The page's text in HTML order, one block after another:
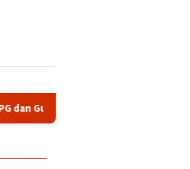
Pangan Polri oleh Presiden